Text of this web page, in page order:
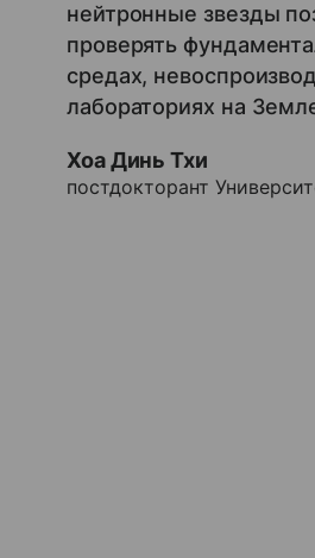
нейтронные звезды
проверять
средах,
лабораториях на
Хоа Динь Тхи
постдокторант